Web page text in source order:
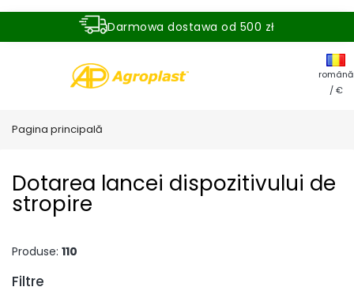
Darmowa dostawa od 500 zł
română
/ €
Pagina principală
Dotarea lancei dispozitivului de
stropire
Produse: 110
Filtre